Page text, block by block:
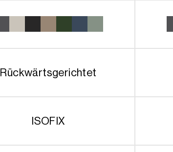
Rückwärtsgerichtet
ISOFIX